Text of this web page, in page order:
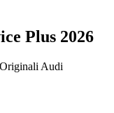
Plus 2026
Audi